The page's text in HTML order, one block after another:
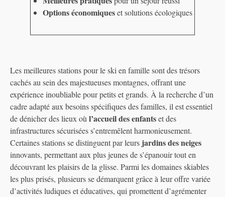
Options économiqueset solutions écologiques
Les meilleures stations pour le ski en famille sont des trésors
cachés au sein des majestueuses montagnes, offrant une
expérience inoubliable pour petits et grands. À la recherche d’un
cadre adapté aux besoins spécifiques des familles, il est essentiel
de dénicher des lieux où l’accueil des enfantset des
infrastructures sécurisées s’entremêlent harmonieusement.
Certaines stations se distinguent par leurs jardins des neiges
innovants, permettant aux plus jeunes de s’épanouir tout en
découvrant les plaisirs de la glisse. Parmi les domaines skiables
les plus prisés, plusieurs se démarquent grâce à leur offre variée
d’activités ludiques et éducatives, qui promettent d’agrémenter